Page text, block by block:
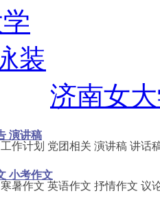
济南女
演讲稿
作计划 党团相关 演讲稿 讲话
小考作文
暑作文 英语作文 抒情作文 议